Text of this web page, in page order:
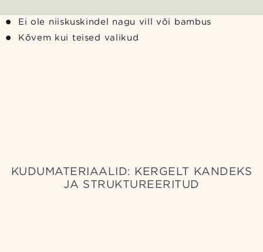
Ei ole niiskuskindel nagu vill või bambus
Kõvem kui teised valikud
KUDUMATERIAALID: KERGELT KANDEKS
JA STRUKTUREERITUD